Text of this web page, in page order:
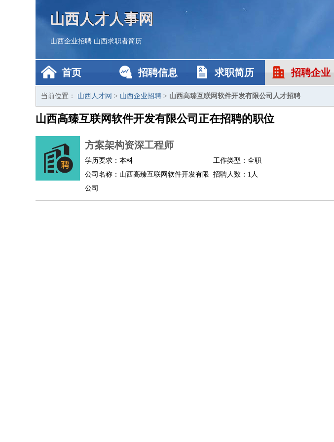
山西人才人事网
山西企业招聘 山西求职者简历
首页 招聘信息 求职简历 招聘企业
当前位置： 山西人才网 > 山西企业招聘 > 山西高臻互联网软件开发有限公司人才招聘
山西高臻互联网软件开发有限公司正在招聘的职位
方案架构资深工程师
学历要求：本科 工作类型：全职
公司名称：山西高臻互联网软件开发有限
公司
招聘人数：1人